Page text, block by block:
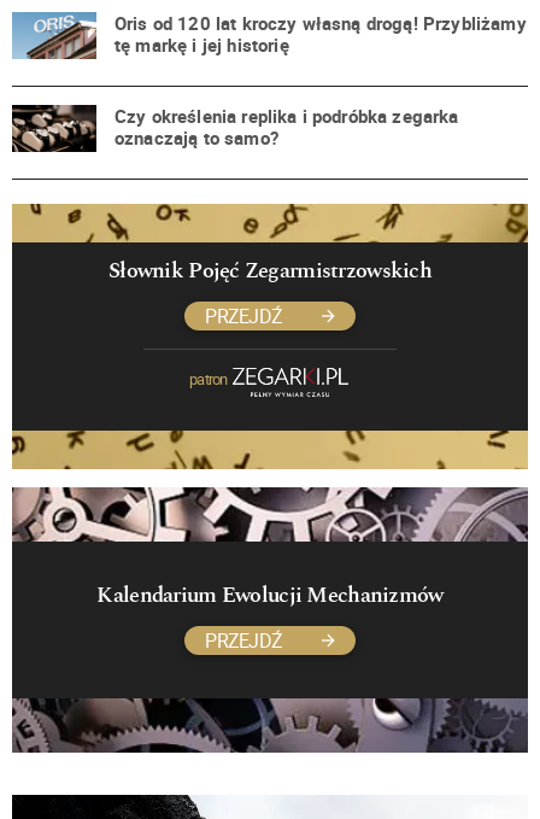
Oris od 120 lat kroczy własną drogą! Przybliżamy
tę markę i jej historię
Czy określenia replika i podróbka zegarka
oznaczają to samo?
Słownik Pojęć Zegarmistrzowskich
PRZEJDŹ
patron
Kalendarium Ewolucji Mechanizmów
PRZEJDŹ